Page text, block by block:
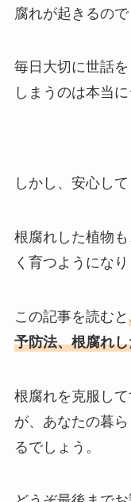
腐れが起きるので
毎日大切に世話
しまうのは本当
しかし、安心して
根腐れした植物
く育つようになり
この記事を読むと
予防法、根腐れ
根腐れを克服し
が、あなたの暮
るでしょう。